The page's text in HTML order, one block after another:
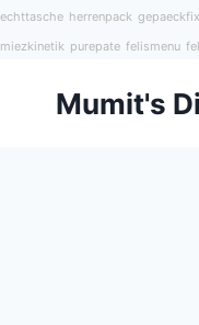
echttasche herrenpack gepaeckfix
miezkinetik purepate felismenu
Mumit's